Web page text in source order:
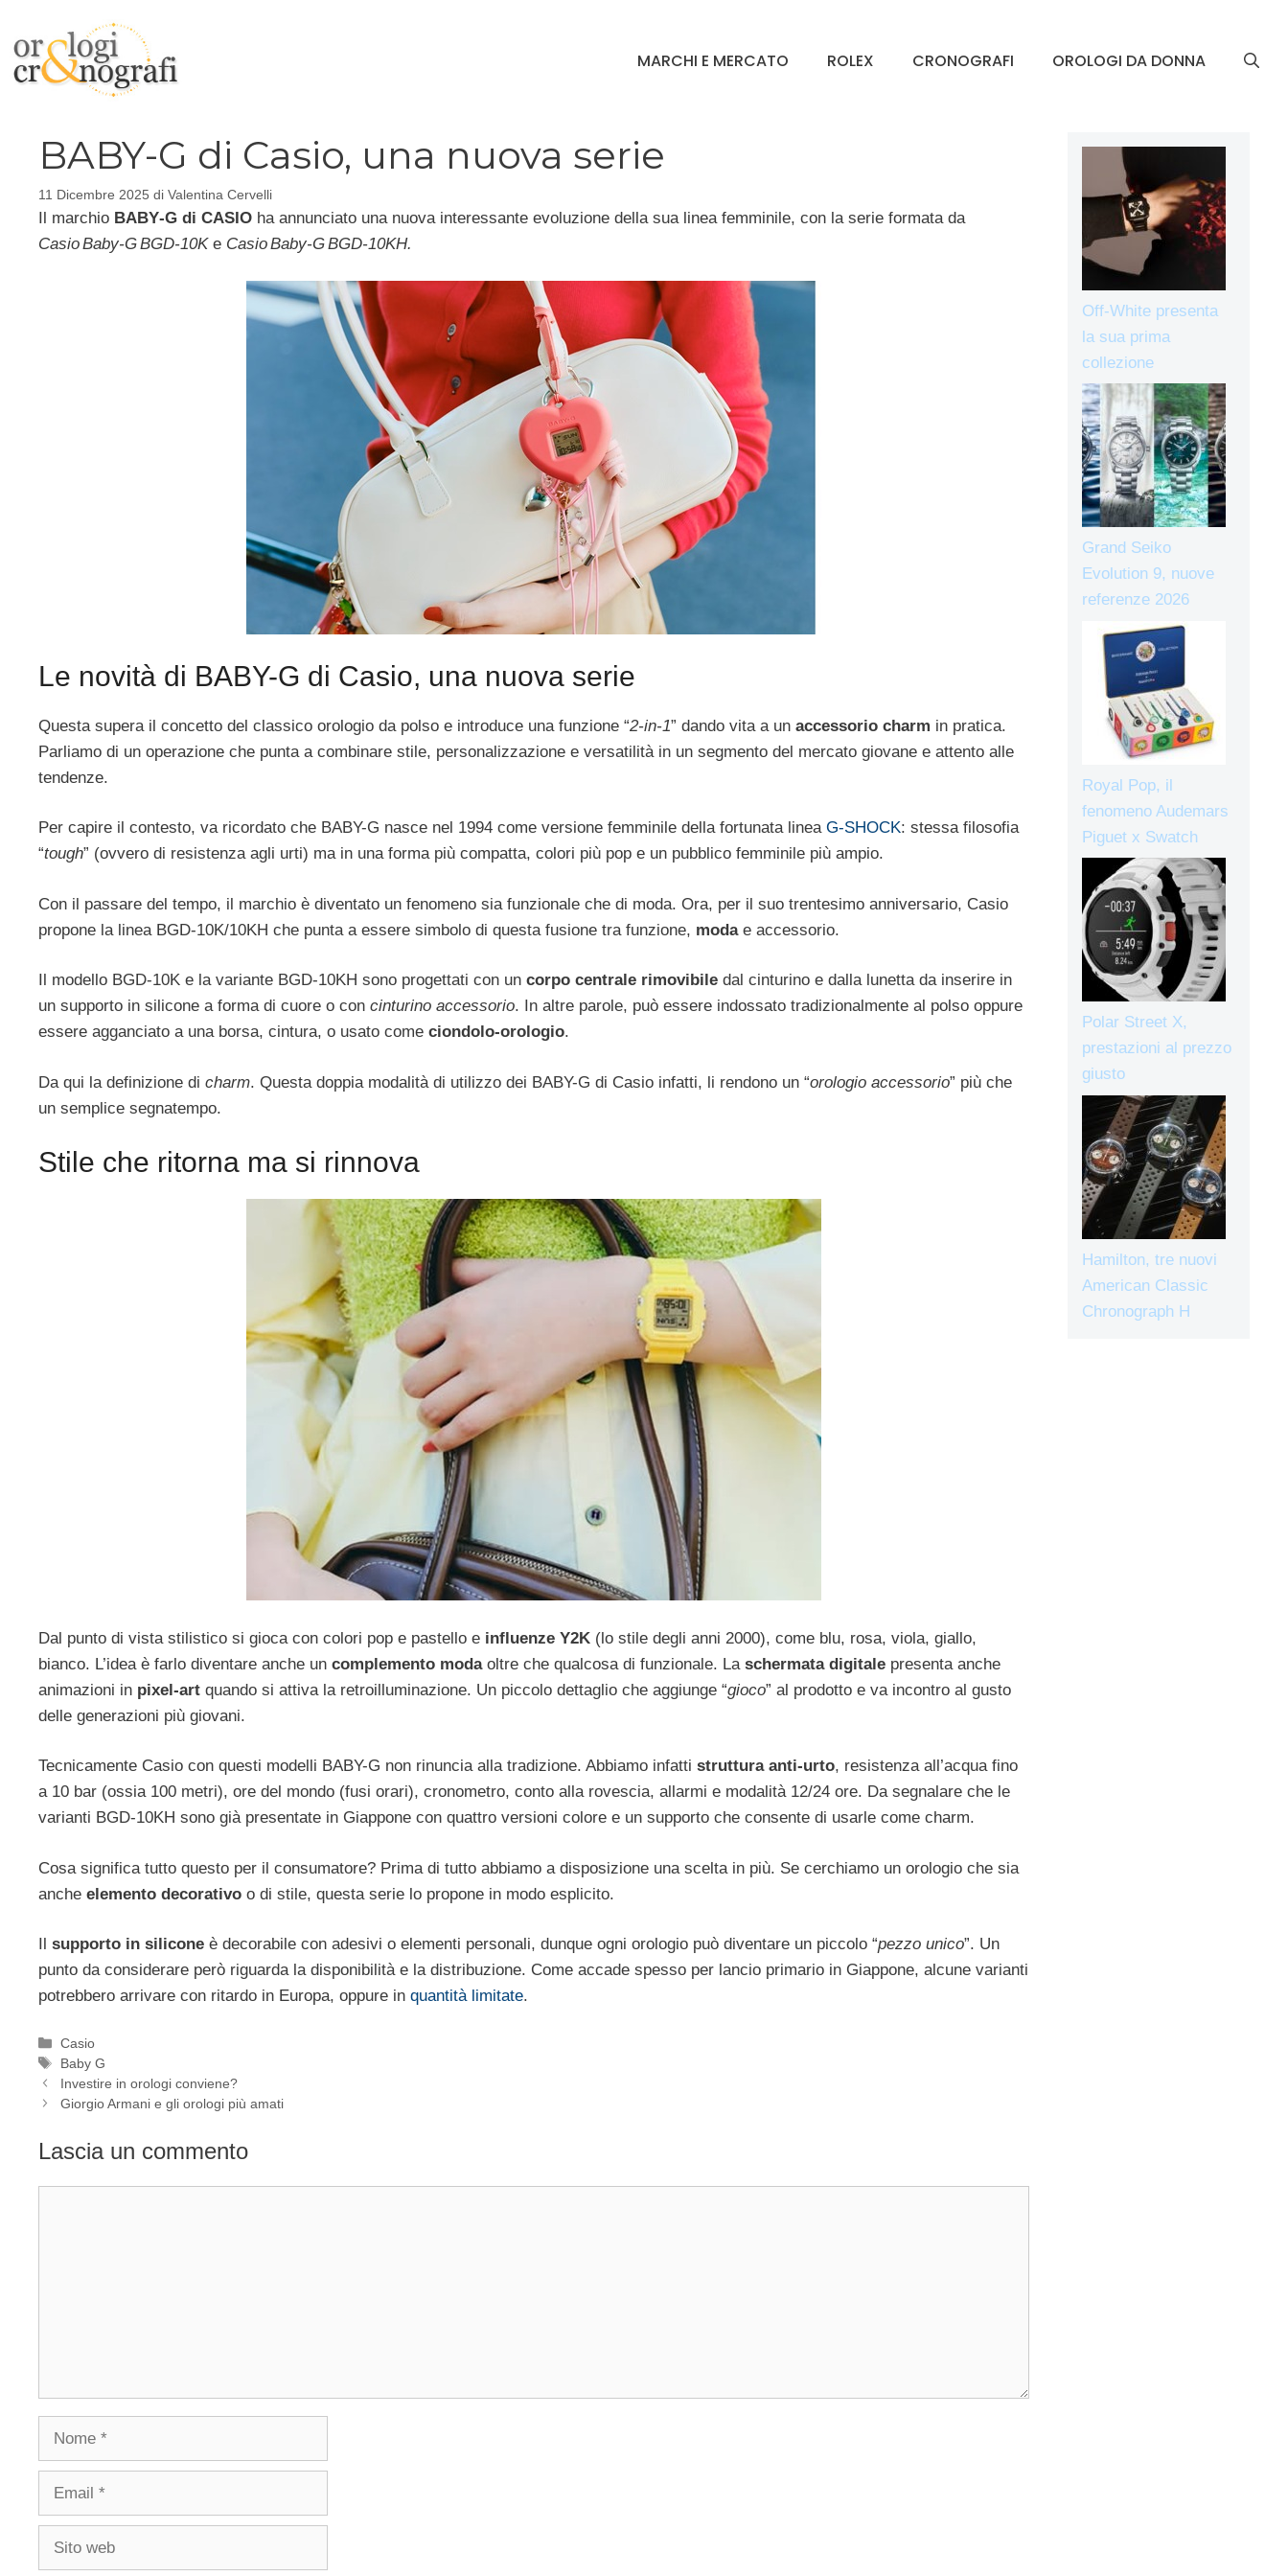
contenuto
MARCHI E MERCATO ROLEX CRONOGRAFI OROLOGI DA DONNA
BABY-G di Casio, una nuova serie
11 Dicembre 2025 di Valentina Cervelli
Il marchio BABY‑G di CASIO ha annunciato una nuova interessante evoluzione della sua linea femminile, con la serie formata da
Casio Baby‑G BGD‑10Ke Casio Baby‑G BGD‑10KH.
Le novità di BABY-G di Casio, una nuova serie
Questa supera il concetto del classico orologio da polso e introduce una funzione “2-in-1” dando vita a un accessorio charm in pratica.
Parliamo di un operazione che punta a combinare stile, personalizzazione e versatilità in un segmento del mercato giovane e attento alle
tendenze.
Per capire il contesto, va ricordato che BABY-G nasce nel 1994 come versione femminile della fortunata linea G-SHOCK: stessa filosofia
“tough” (ovvero di resistenza agli urti) ma in una forma più compatta, colori più pop e un pubblico femminile più ampio.
Con il passare del tempo, il marchio è diventato un fenomeno sia funzionale che di moda. Ora, per il suo trentesimo anniversario, Casio
propone la linea BGD-10K/10KH che punta a essere simbolo di questa fusione tra funzione, modae accessorio.
Il modello BGD-10K e la variante BGD-10KH sono progettati con un corpo centrale rimovibile dal cinturino e dalla lunetta da inserire in
un supporto in silicone a forma di cuore o con cinturino accessorio. In altre parole, può essere indossato tradizionalmente al polso oppure
essere agganciato a una borsa, cintura, o usato come ciondolo-orologio.
Da qui la definizione di charm. Questa doppia modalità di utilizzo dei BABY-G di Casio infatti, li rendono un “orologio accessorio” più che
un semplice segnatempo.
Stile che ritorna ma si rinnova
Dal punto di vista stilistico si gioca con colori pop e pastello e influenze Y2K (lo stile degli anni 2000), come blu, rosa, viola, giallo,
bianco. L’idea è farlo diventare anche un complemento modaoltre che qualcosa di funzionale. La schermata digitale presenta anche
animazioni in pixel-art quando si attiva la retroilluminazione. Un piccolo dettaglio che aggiunge “gioco” al prodotto e va incontro al gusto
delle generazioni più giovani.
Tecnicamente Casio con questi modelli BABY-G non rinuncia alla tradizione. Abbiamo infatti struttura anti-urto, resistenza all’acqua fino
a 10 bar (ossia 100 metri), ore del mondo (fusi orari), cronometro, conto alla rovescia, allarmi e modalità 12/24 ore. Da segnalare che le
varianti BGD-10KH sono già presentate in Giappone con quattro versioni colore e un supporto che consente di usarle come charm.
Cosa significa tutto questo per il consumatore? Prima di tutto abbiamo a disposizione una scelta in più. Se cerchiamo un orologio che sia
anche elemento decorativo o di stile, questa serie lo propone in modo esplicito.
supporto in silicone è decorabile con adesivi o elementi personali, dunque ogni orologio può diventare un piccolo “pezzo unico”. Un
punto da considerare però riguarda la disponibilità e la distribuzione. Come accade spesso per lancio primario in Giappone, alcune varianti
potrebbero arrivare con ritardo in Europa, oppure in quantità limitate.
Categorie
Casio
Tag
Baby G
Navigazione
articolo
Investire in orologi conviene?
Giorgio Armani e gli orologi più amati
Lascia un commento
Nome
Email
Sito
Off-White presenta
la sua prima
collezione
Grand Seiko
Evolution 9, nuove
referenze 2026
Royal Pop, il
fenomeno Audemars
Piguet x Swatch
Polar Street X,
prestazioni al prezzo
giusto
Hamilton, tre nuovi
American Classic
Chronograph H